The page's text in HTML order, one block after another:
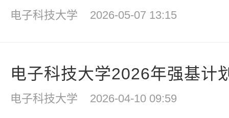
电子科技大学 2026-05-07 13:15
电子科技大学2026年强基计
电子科技大学 2026-04-10 09:59